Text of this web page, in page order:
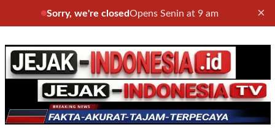
Sorry, we're closedOpens Senin at 9 am ×
to
content